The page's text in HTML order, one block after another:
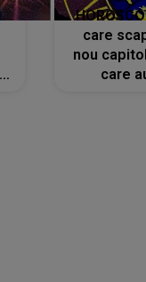
care
nou
care